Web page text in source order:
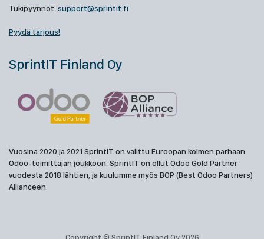
Tukipyynnöt: support@sprintit.fi
Pyydä tarjous!
SprintIT Finland Oy
Vuosina 2020 ja 2021 SprintIT on valittu Euroopan kolmen parhaan
Odoo-toimittajan joukkoon. SprintIT on ollut Odoo Gold Partner
vuodesta 2018 lähtien, ja kuulumme myös BOP (Best Odoo Partners)
Allianceen.
Copyright © SprintIT Finland Oy 2026